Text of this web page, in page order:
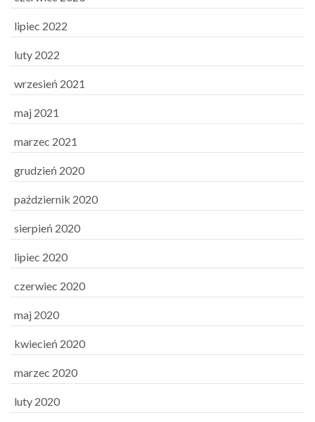
lipiec 2022
luty 2022
wrzesień 2021
maj 2021
marzec 2021
grudzień 2020
październik 2020
sierpień 2020
lipiec 2020
czerwiec 2020
maj 2020
kwiecień 2020
marzec 2020
luty 2020